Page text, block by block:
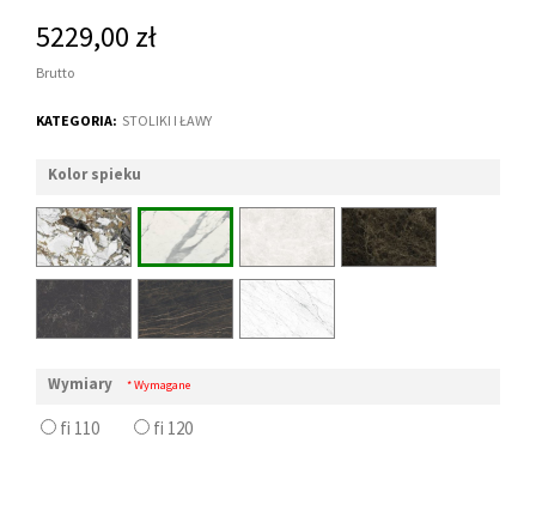
5229,00 zł
Brutto
KATEGORIA: STOLIKI I ŁAWY
Kolor spieku
Wymiary * Wymagane
fi 110 fi 120